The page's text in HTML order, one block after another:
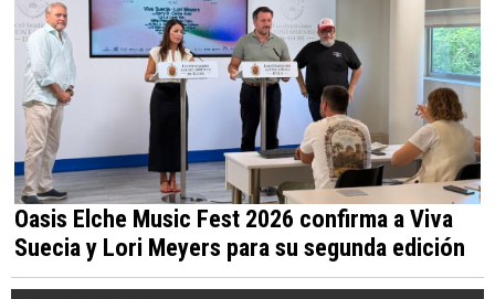
Oasis Elche Music Fest 2026 confirma a Viva
Suecia y Lori Meyers para su segunda edición